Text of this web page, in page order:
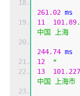
261.02 ms
11
101.89.
中国
上海
244.74 ms
12
*
13
101.227
中国
上海市